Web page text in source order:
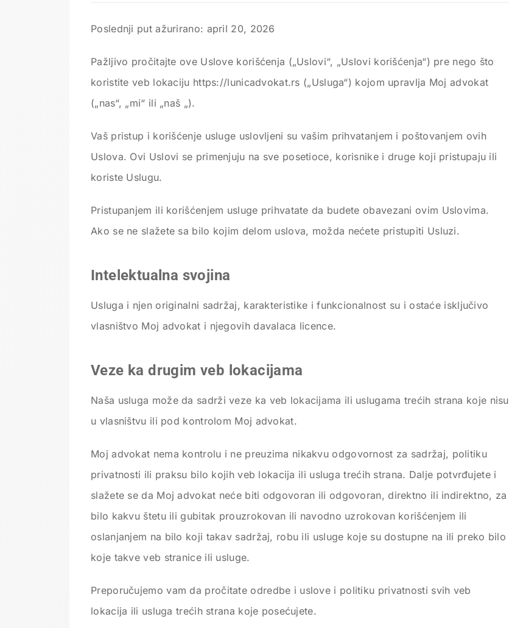
Poslednji put ažurirano: april 20, 2026
Pažljivo pročitajte ove Uslove korišćenja („Uslovi“, „Uslovi korišćenja“) pre nego što
koristite veb lokaciju https://lunicadvokat.rs („Usluga“) kojom upravlja Moj advokat
(„nas“, „mi“ ili „naš „).
Vaš pristup i korišćenje usluge uslovljeni su vašim prihvatanjem i poštovanjem ovih
Uslova. Ovi Uslovi se primenjuju na sve posetioce, korisnike i druge koji pristupaju ili
koriste Uslugu.
Pristupanjem ili korišćenjem usluge prihvatate da budete obavezani ovim Uslovima.
Ako se ne slažete sa bilo kojim delom uslova, možda nećete pristupiti Usluzi.
Intelektualna svojina
Usluga i njen originalni sadržaj, karakteristike i funkcionalnost su i ostaće isključivo
vlasništvo Moj advokat i njegovih davalaca licence.
Veze ka drugim veb lokacijama
Naša usluga može da sadrži veze ka veb lokacijama ili uslugama trećih strana koje nisu
u vlasništvu ili pod kontrolom Moj advokat.
Moj advokat nema kontrolu i ne preuzima nikakvu odgovornost za sadržaj, politiku
privatnosti ili praksu bilo kojih veb lokacija ili usluga trećih strana. Dalje potvrđujete i
slažete se da Moj advokat neće biti odgovoran ili odgovoran, direktno ili indirektno, za
bilo kakvu štetu ili gubitak prouzrokovan ili navodno uzrokovan korišćenjem ili
oslanjanjem na bilo koji takav sadržaj, robu ili usluge koje su dostupne na ili preko bilo
koje takve veb stranice ili usluge.
Preporučujemo vam da pročitate odredbe i uslove i politiku privatnosti svih veb
lokacija ili usluga trećih strana koje posećujete.